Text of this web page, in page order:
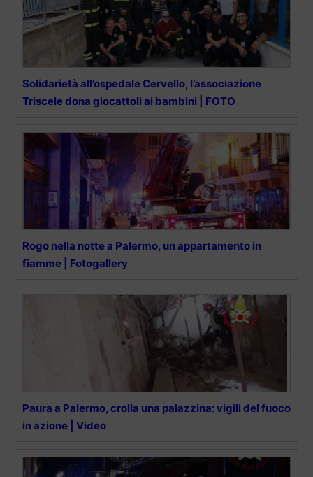
Solidarietà all’ospedale Cervello, l’associazione
Triscele dona giocattoli ai bambini | FOTO
Rogo nella notte a Palermo, un appartamento in
fiamme | Fotogallery
Paura a Palermo, crolla una palazzina: vigili del fuoco
in azione | Video